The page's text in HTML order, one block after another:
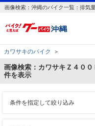
画像検索：沖縄のバイク一覧：排気
カワサキのバイク ＞
画像検索：カワサキＺ４０
件を表示
条件を指定して絞り込み